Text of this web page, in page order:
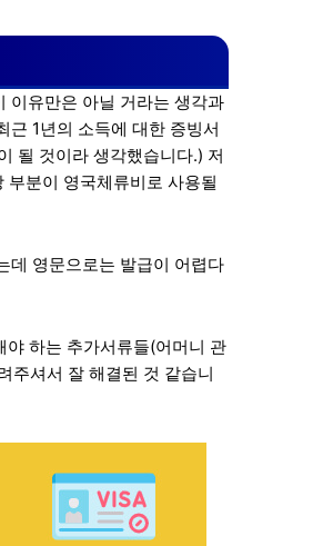
이유만은 아닐 거라는 생각과
근 1년의 소득에 대한 증빙서
될 것이라 생각했습니다.) 저
분이 영국체류비로 사용될
데 영문으로는 발급이 어렵다
하는 추가서류들(어머니 관
주셔서 잘 해결된 것 같습니